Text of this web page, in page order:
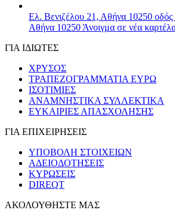
Ελ. Βενιζέλου 21, Αθήνα 10250 οδός
Αθήνα 10250 Άνοιγμα σε νέα
ΓΙΑ ΙΔΙΩΤΕΣ
ΧΡΥΣΟΣ
ΤΡΑΠΕΖΟΓΡΑΜΜΑΤΙΑ ΕΥΡΩ
ΙΣΟΤΙΜΙΕΣ
ΑΝΑΜΝΗΣΤΙΚΑ ΣΥΛΛΕΚΤΙΚΑ
ΕΥΚΑΙΡΙΕΣ ΑΠΑΣΧΟΛΗΣΗΣ
ΓΙΑ ΕΠΙΧΕΙΡΗΣΕΙΣ
ΥΠΟΒΟΛΗ ΣΤΟΙΧΕΙΩΝ
ΑΔΕΙΟΔΟΤΗΣΕΙΣ
ΚΥΡΩΣΕΙΣ
DIREQT
ΑΚΟΛΟΥΘΗΣΤΕ ΜΑΣ